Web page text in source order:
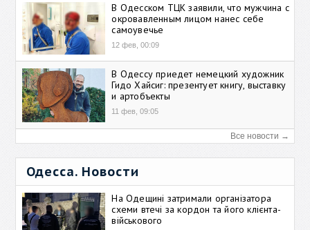
В Одесском ТЦК заявили, что мужчина с
окровавленным лицом нанес себе
самоувечье
12 фев, 00:09
В Одессу приедет немецкий художник
Гидо Хайсиг: презентует книгу, выставку
и артобъекты
11 фев, 09:05
Все новости →
Одесса. Новости
На Одещині затримали організатора
схеми втечі за кордон та його клієнта-
військового